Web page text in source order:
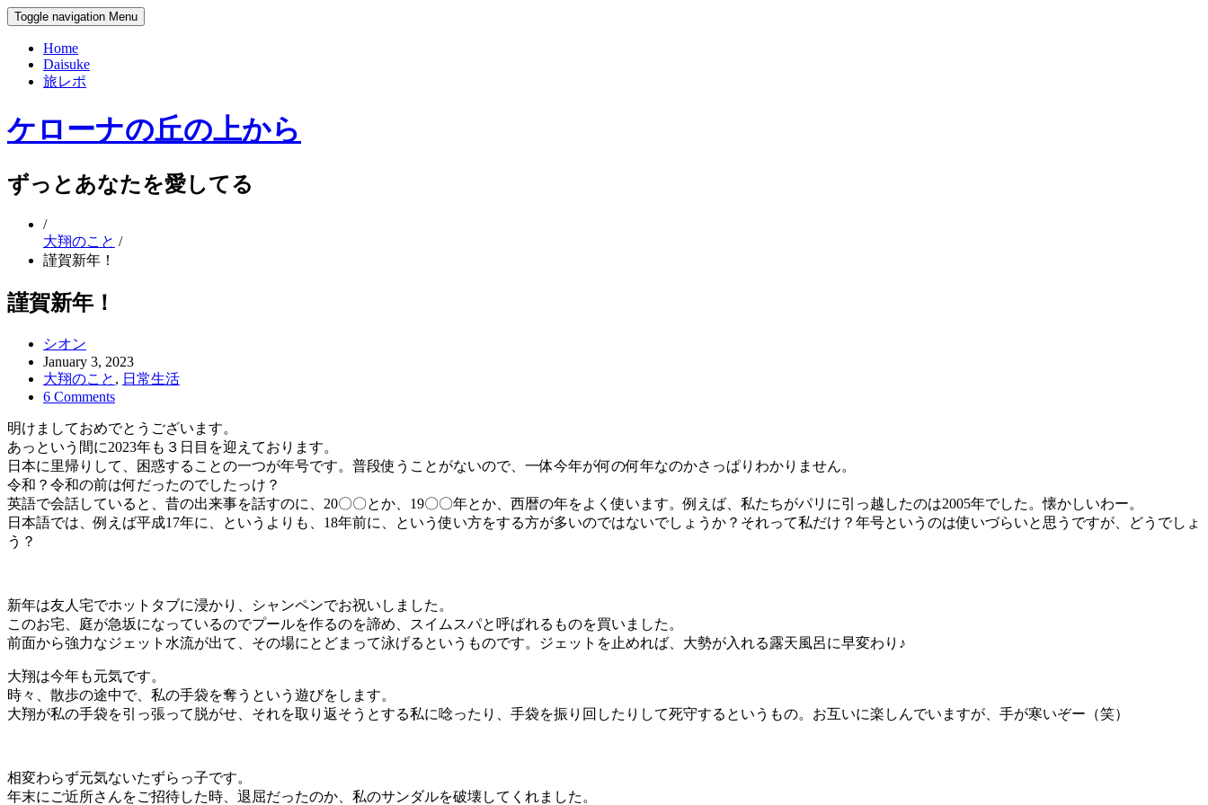
Toggle navigation Menu
Home
Daisuke
旅レポ
ケローナの丘の上から
ずっとあなたを愛してる
/
大翔のこと /
謹賀新年！
謹賀新年！
シオン
January 3, 2023
大翔のこと , 日常生活
6 Comments
明けましておめでとうございます。
あっという間に2023年も３日目を迎えております。
日本に里帰りして、困惑することの一つが年号です。普段使うことがないので、一体今年が何の何年なのかさっぱりわかりません。
令和？令和の前は何だったのでしたっけ？
英語で会話していると、昔の出来事を話すのに、20〇〇とか、19〇〇年とか、西暦の年をよく使います。例えば、私たちがパリに引っ越したのは2005年でした。懐かしいわー。
日本語では、例えば平成17年に、というよりも、18年前に、という使い方をする方が多いのではないでしょうか？それって私だけ？年号というのは使いづらいと思うですが、どうでしょ
う？
新年は友人宅でホットタブに浸かり、シャンペンでお祝いしました。
このお宅、庭が急坂になっているのでプールを作るのを諦め、スイムスパと呼ばれるものを買いました。
前面から強力なジェット水流が出て、その場にとどまって泳げるというものです。ジェットを止めれば、大勢が入れる露天風呂に早変わり♪
大翔は今年も元気です。
時々、散歩の途中で、私の手袋を奪うという遊びをします。
大翔が私の手袋を引っ張って脱がせ、それを取り返そうとする私に唸ったり、手袋を振り回したりして死守するというもの。お互いに楽しんでいますが、手が寒いぞー（笑）
相変わらず元気ないたずらっ子です。
年末にご近所さんをご招待した時、退屈だったのか、私のサンダルを破壊してくれました。